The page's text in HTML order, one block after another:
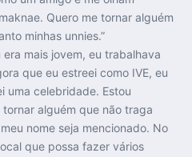
Quero me tornar alguém
minhas unnies.”
era mais jovem, eu trabalhava
que eu estreei como IVE, eu
uma celebridade. Estou
alguém que não traga
nome seja mencionado. No
que possa fazer vários